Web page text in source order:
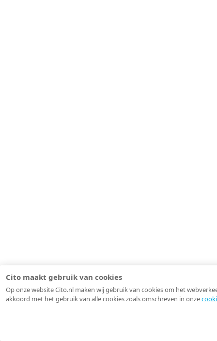
Cito maakt gebruik van cookies
Op onze website Cito.nl maken wij gebruik van cookies om het
akkoord met het gebruik van alle cookies zoals omschreven in onze